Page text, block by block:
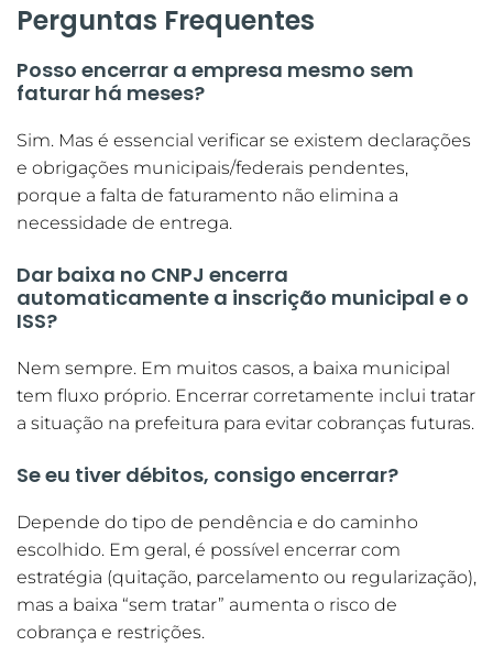
Perguntas Frequentes
Posso encerrar a empresa mesmo sem
faturar há meses?
Sim. Mas é essencial verificar se existem declarações
e obrigações municipais/federais pendentes,
porque a falta de faturamento não elimina a
necessidade de entrega.
Dar baixa no CNPJ encerra
automaticamente a inscrição municipal e o
ISS?
Nem sempre. Em muitos casos, a baixa municipal
tem fluxo próprio. Encerrar corretamente inclui tratar
a situação na prefeitura para evitar cobranças futuras.
Se eu tiver débitos, consigo encerrar?
Depende do tipo de pendência e do caminho
escolhido. Em geral, é possível encerrar com
estratégia (quitação, parcelamento ou regularização),
mas a baixa “sem tratar” aumenta o risco de
cobrança e restrições.